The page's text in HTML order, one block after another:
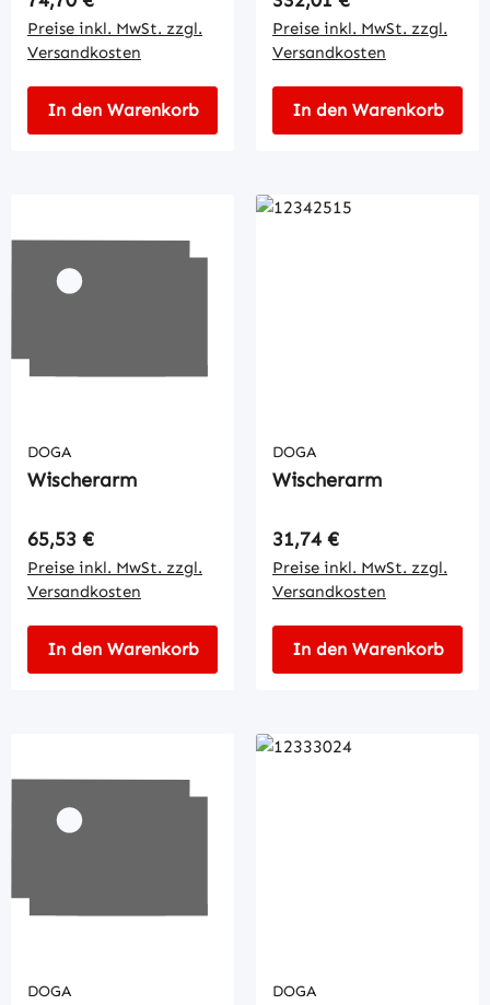
Preise inkl. MwSt. zzgl.
Versandkosten
In den Warenkorb
Preise inkl. MwSt. zzgl.
Versandkosten
In den Warenkorb
DOGA
Wischerarm
Regulärer Preis:
65,53 €
Preise inkl. MwSt. zzgl.
Versandkosten
In den Warenkorb
DOGA
Wischerarm
Regulärer Preis:
31,74 €
Preise inkl. MwSt. zzgl.
Versandkosten
In den Warenkorb
DOGA DOGA